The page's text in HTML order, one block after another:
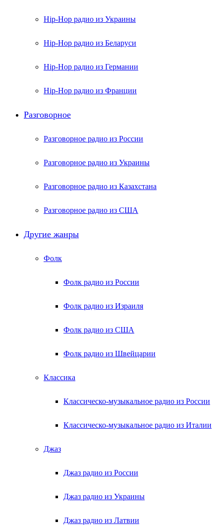
Hip-Hop радио из Украины
Hip-Hop радио из Беларуси
Hip-Hop радио из Германии
Hip-Hop радио из Франции
Разговорное
Разговорное радио из России
Разговорное радио из Украины
Разговорное радио из Казахстана
Разговорное радио из США
Другие жанры
Фолк
Фолк радио из России
Фолк радио из Израиля
Фолк радио из США
Фолк радио из Швейцарии
Классика
Классическо-музыкальное радио из России
Классическо-музыкальное радио из Италии
Джаз
Джаз радио из России
Джаз радио из Украины
Джаз радио из Латвии